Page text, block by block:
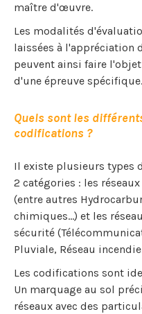
maître d'œuvre.
Les modalités
laissées à l'appréciation
peuvent ainsi faire
d'une épreuve spécifique.
Quels sont les
codifications ?
Il existe plusieurs types
2 catégories : les
(entre autres
chimiques…) et les
sécurité
Pluviale, Réseau
Les codifications sont
Un marquage au sol
réseaux avec des